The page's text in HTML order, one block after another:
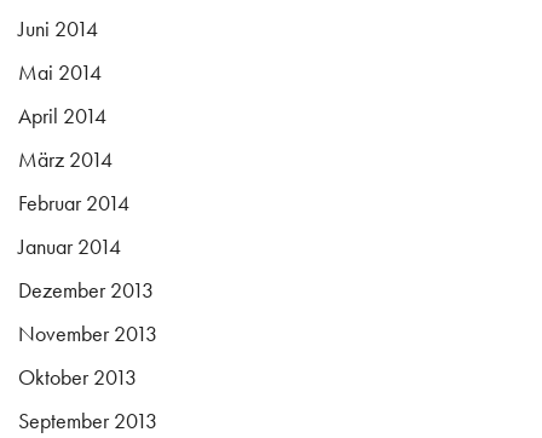
Juni 2014
Mai 2014
April 2014
März 2014
Februar 2014
Januar 2014
Dezember 2013
November 2013
Oktober 2013
September 2013